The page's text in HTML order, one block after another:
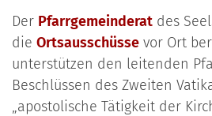
Der Pfarrgemeinderat des
die Ortsausschüsse vor Ort
unterstützen den leitenden
Beschlüssen des Zweiten
„apostolische Tätigkeit der